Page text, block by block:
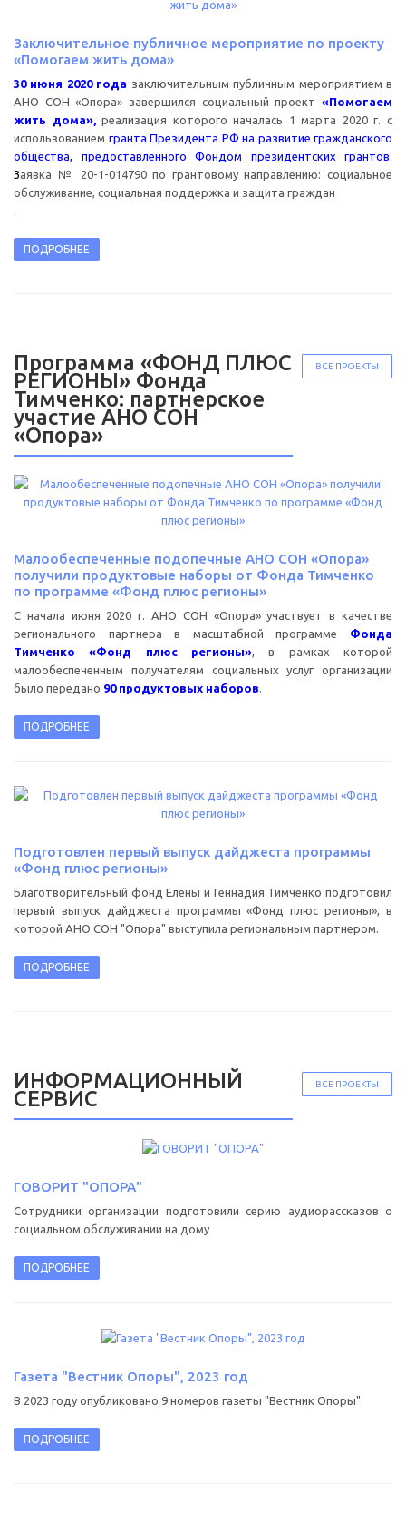
Заключительное публичное мероприятие по проекту
«Помогаем жить дома»
30 июня 2020 года заключительным публичным мероприятием в
АНО СОН «Опора» завершился социальный проект «Помогаем
жить дома»,
реализация которого началась 1 марта 2020 г. с
использованием гранта Президента РФ на развитие гражданского
общества, предоставленного Фондом президентских грантов.
Заявка № 20-1-014790 по грантовому направлению: социальное
обслуживание, социальная поддержка и защита граждан
ПОДРОБНЕЕ
ВСЕ ПРОЕКТЫ
Программа «ФОНД ПЛЮС
РЕГИОНЫ» Фонда
Тимченко: партнерское
участие АНО СОН
«Опора»
Малообеспеченные подопечные АНО СОН «Опора»
получили продуктовые наборы от Фонда Тимченко
по программе «Фонд плюс регионы»
С начала июня 2020 г. АНО СОН «Опора» участвует в качестве
регионального партнера в масштабной программе Фонда
Тимченко «Фонд плюс регионы» , в рамках которой
малообеспеченным получателям социальных услуг организации
было передано 90 продуктовых наборов
ПОДРОБНЕЕ
Подготовлен первый выпуск дайджеста программы
«Фонд плюс регионы»
Благотворительный фонд Елены и Геннадия Тимченко подготовил
первый выпуск дайджеста программы «Фонд плюс регионы», в
которой АНО СОН "Опора" выступила региональным партнером.
ПОДРОБНЕЕ
ВСЕ ПРОЕКТЫ
ИНФОРМАЦИОННЫЙ
СЕРВИС
ГОВОРИТ "ОПОРА"
Сотрудники организации подготовили серию аудиорассказов о
социальном обслуживании на дому
ПОДРОБНЕЕ
Газета "Вестник Опоры", 2023 год
В 2023 году опубликовано 9 номеров газеты "Вестник Опоры".
ПОДРОБНЕЕ